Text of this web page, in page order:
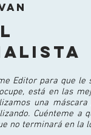
Editor para que le
está en las
una
Cuénteme a
no terminará en la